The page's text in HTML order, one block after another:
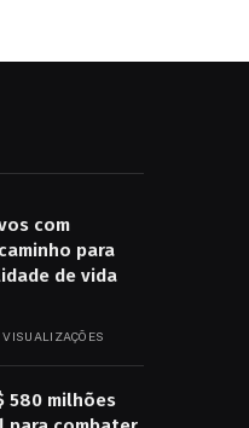
com
para
de vida
VISUALIZAÇÕES
580 milhões